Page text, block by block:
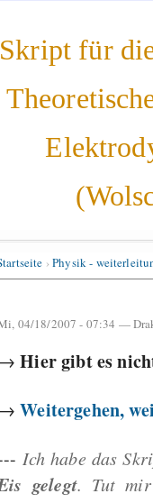
Skript für
›Physik -
04/18/2007 - 07:34 —
Hier gibt es
Weitergehen,
Ich habe das
gelegt. Tut
!